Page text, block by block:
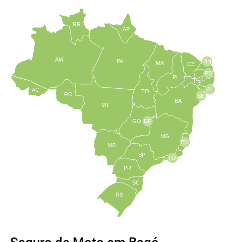
TO
BA
SE
PE
AL
RN
CE
PI
MA
AP
PA
RR
AM
AC
RO
MT
MS
GO
PR
SC
RS
SP
MG
RJ
ES
DF
PB